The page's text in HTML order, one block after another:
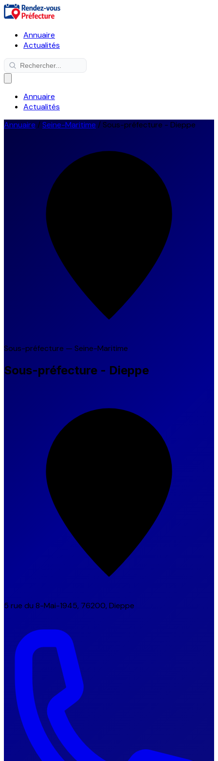
Annuaire
Actualités
Annuaire
Actualités
Annuaire /Seine-Maritime / Sous-préfecture - Dieppe
Sous-préfecture — Seine-Maritime
Sous-préfecture - Dieppe
5 rue du 8-Mai-1945, 76200, Dieppe